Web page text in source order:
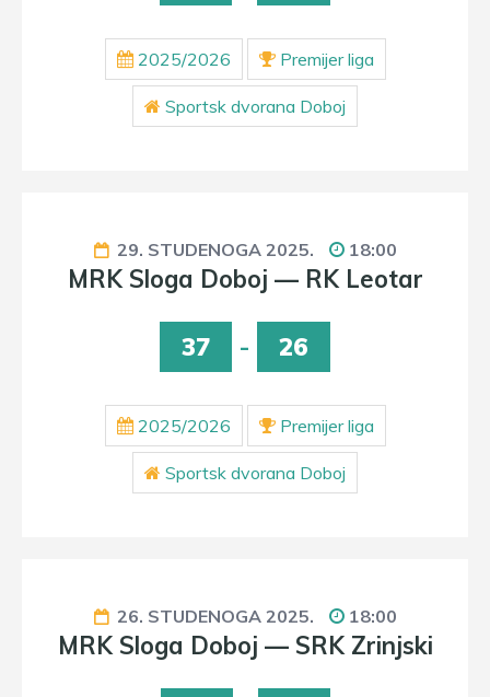
2025/2026 Premijer liga
Sportsk dvorana Doboj
29. STUDENOGA 2025. 18:00
MRK Sloga Doboj — RK Leotar
37 - 26
2025/2026 Premijer liga
Sportsk dvorana Doboj
26. STUDENOGA 2025. 18:00
MRK Sloga Doboj — SRK Zrinjski